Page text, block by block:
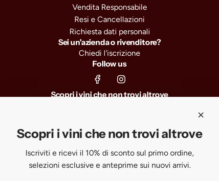
Vendita Responsabile
Resi e Cancellazioni
Richiesta dati personali
Sei un'azienda o rivenditore?
Chiedi l'iscrizione
Follow us
Scopri i vini che non trovi altrove
SUBSCRIBE
Scopri i vini che non trovi altrove
Iscriviti e ricevi il 10% di sconto sul primo ordine,
selezioni esclusive e anteprime sui nuovi arrivi.